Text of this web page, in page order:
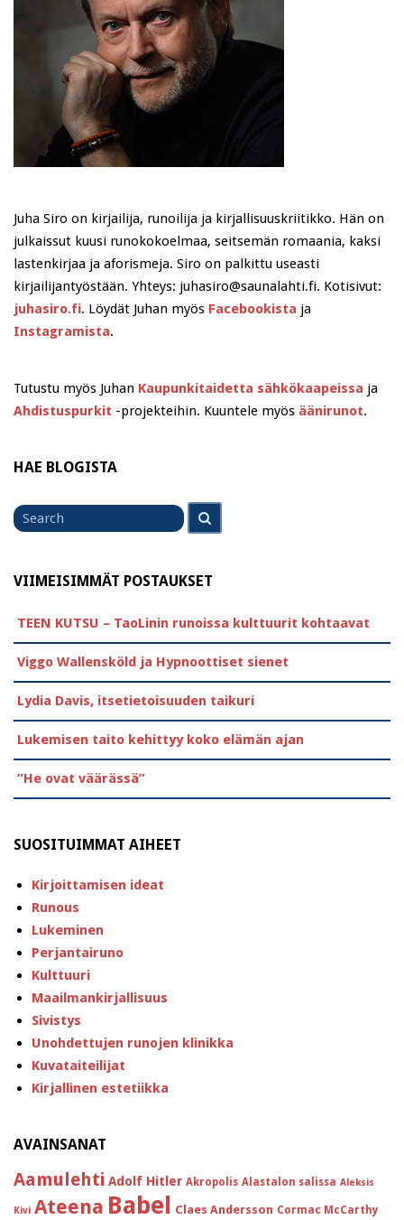
Juha Siro on kirjailija, runoilija ja kirjallisuuskriitikko. Hän on
julkaissut kuusi runokokoelmaa, seitsemän romaania, kaksi
lastenkirjaa ja aforismeja. Siro on palkittu useasti
kirjailijantyöstään. Yhteys: juhasiro@saunalahti.fi. Kotisivut:
juhasiro.fi. Löydät Juhan myös Facebookista ja
Instagramista.
Tutustu myös Juhan Kaupunkitaidetta sähkökaapeissa ja
Ahdistuspurkit -projekteihin. Kuuntele myös äänirunot.
HAE BLOGISTA
Search
for
VIIMEISIMMÄT POSTAUKSET
TEEN KUTSU – TaoLinin runoissa kulttuurit kohtaavat
Viggo Wallensköld ja Hypnoottiset sienet
Lydia Davis, itsetietoisuuden taikuri
Lukemisen taito kehittyy koko elämän ajan
”He ovat väärässä”
SUOSITUIMMAT AIHEET
Kirjoittamisen ideat
Runous
Lukeminen
Perjantairuno
Kulttuuri
Maailmankirjallisuus
Sivistys
Unohdettujen runojen klinikka
Kuvataiteilijat
Kirjallinen estetiikka
AVAINSANAT
Aamulehti Adolf Hitler Akropolis Alastalon salissa Aleksis
Kivi Ateena Babel Claes Andersson Cormac McCarthy